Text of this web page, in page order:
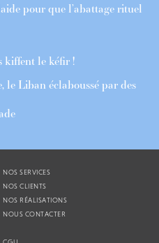
pour que l’abattage rituel
kiffent le kéfir !
le Liban éclaboussé par des
NOS SERVICES
NOS CLIENTS
NOS RÉALISATIONS
NOUS CONTACTER